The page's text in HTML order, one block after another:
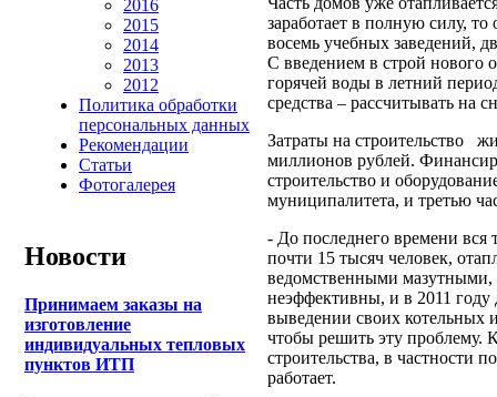
2016
2015
2014
2013
2012
Политика обработки
персональных данных
Рекомендации
Статьи
Фотогалерея
Новости
Принимаем заказы на
изготовление
индивидуальных тепловых
пунктов ИТП
заработает в полную силу,
восемь учебных заведений,
С введением в строй нового
горячей воды в летний
средства – рассчитывать на
Затраты на строительство
миллионов рублей.
строительство и
муниципалитета, и третью
- До последнего времени вся
почти 15 тысяч человек,
ведомственными мазутными,
неэффективны, и в 2011
выведении своих котельных
чтобы решить эту проблему.
строительства, в частности
работает.